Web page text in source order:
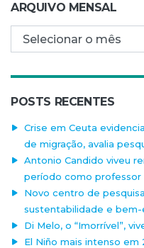
ARQUIVO MENSAL
Arquivo mensal
POSTS RECENTES
Crise em Ceuta
de migração, avalia
Antonio Candido viveu
período como professor
Novo centro de
sustentabilidade e
Di Melo, o “Imorrível”,
El Niño mais intenso em